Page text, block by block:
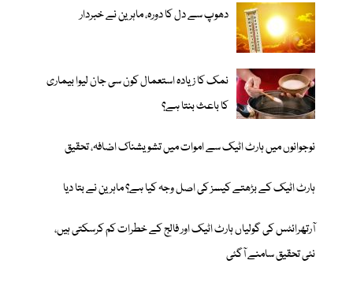
دھوپ سے دل کا دورہ، ماہرین نے خبردار
نمک کا زیادہ استعمال کون سی جان لیوا بیماری
کا باعث بنتا ہے؟
نوجوانوں میں ہارٹ اٹیک سے اموات میں تشویشناک اضافہ، تحقیق
ہارٹ اٹیک کے بڑھتے کیسز کی اصل وجہ کیا ہے؟ ماہرین نے بتا دیا
آرتھرائٹس کی گولیاں ہارٹ اٹیک اور فالج کے خطرات کم کرسکتی ہیں،
نئی تحقیق سامنے آگئی